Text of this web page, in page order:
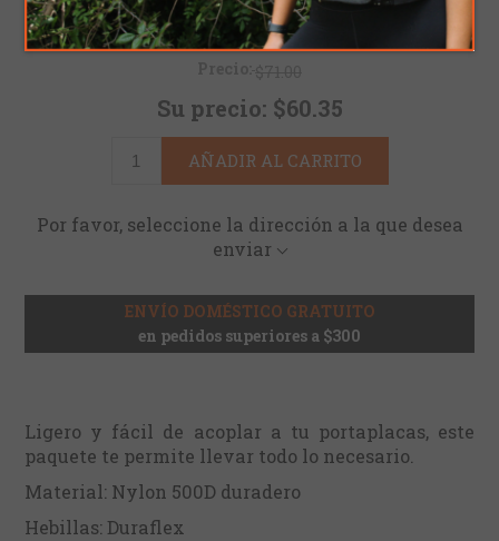
Su precio: $60.35
AÑADIR AL CARRITO
Por favor, seleccione la dirección a la que desea
enviar
ENVÍO DOMÉSTICO GRATUITO
en pedidos superiores a $300
Ligero y fácil de acoplar a tu portaplacas, este
paquete te permite llevar todo lo necesario.
Material: Nylon 500D duradero
Hebillas: Duraflex